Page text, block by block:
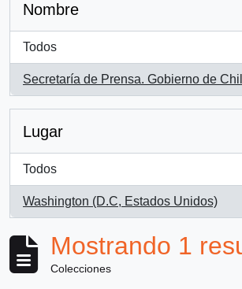
Nombre
Todos
Secretaría de Prensa. Gobierno de
, 1 resultados
Lugar
Todos
Washington (D.C, Estados Unidos)
, 1 resultados
Mostrando 1
Colecciones